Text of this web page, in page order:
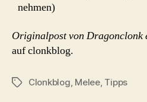
nehmen)
Originalpost von Dragonclonk
auf clonkblog.
Schlagwörter
Clonkblog Melee, Tipps